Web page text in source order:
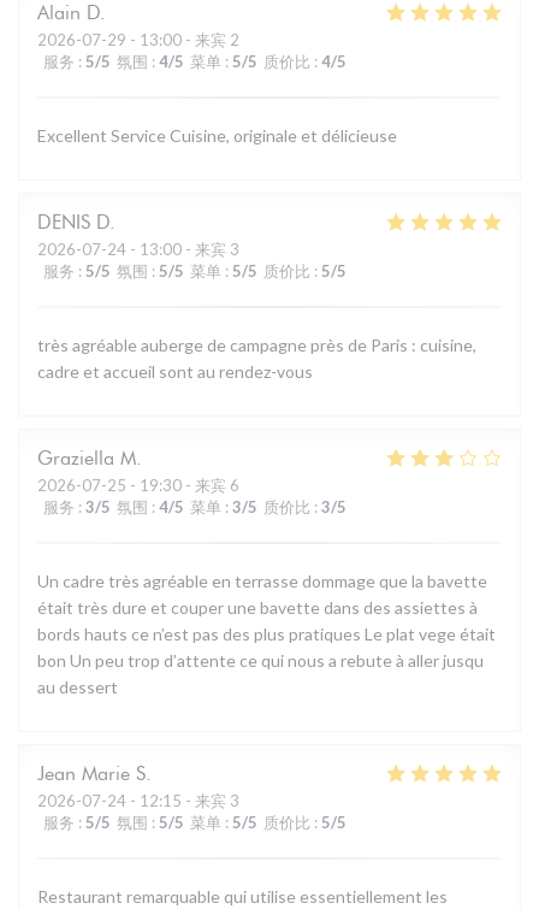
Alain D
2026-07-29 - 13:00 - 来宾 2
服务 : 5/5 氛围 : 4/5 菜单 : 5/5 质价比 : 4/5
Excellent Service Cuisine, originale et délicieuse
DENIS D
2026-07-24 - 13:00 - 来宾 3
服务 : 5/5 氛围 : 5/5 菜单 : 5/5 质价比 : 5/5
très agréable auberge de campagne près de Paris : cuisine,
cadre et accueil sont au rendez-vous
Graziella M
2026-07-25 - 19:30 - 来宾 6
服务 : 3/5 氛围 : 4/5 菜单 : 3/5 质价比 : 3/5
Un cadre très agréable en terrasse dommage que la bavette
était très dure et couper une bavette dans des assiettes à
bords hauts ce n’est pas des plus pratiques Le plat vege était
bon Un peu trop d’attente ce qui nous a rebute à aller jusqu
au dessert
Jean Marie S
2026-07-24 - 12:15 - 来宾 3
服务 : 5/5 氛围 : 5/5 菜单 : 5/5 质价比 : 5/5
Restaurant remarquable qui utilise essentiellement les